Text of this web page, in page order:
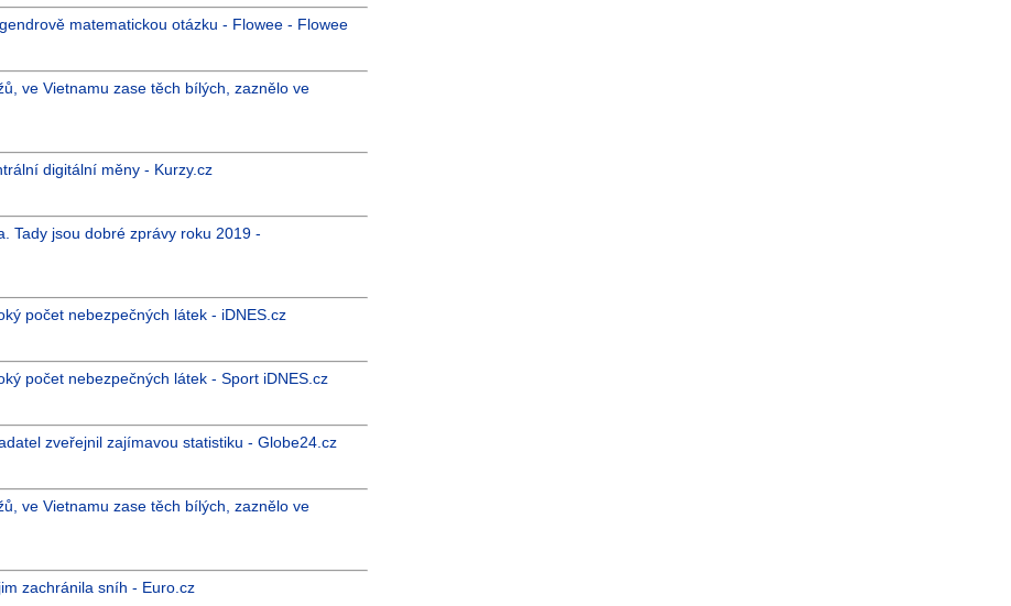
matematickou otázku - Flowee - Flowee
ve Vietnamu zase těch bílých, zaznělo ve
digitální měny - Kurzy.cz
Tady jsou dobré zprávy roku 2019 -
počet nebezpečných látek - iDNES.cz
počet nebezpečných látek - Sport iDNES.cz
zveřejnil zajímavou statistiku - Globe24.cz
ve Vietnamu zase těch bílých, zaznělo ve
zachránila sníh - Euro.cz